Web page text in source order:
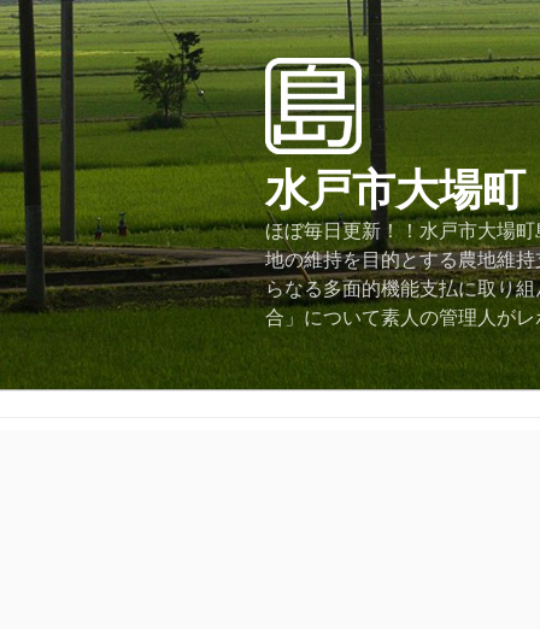
コ
ン
テ
ン
ツ
へ
ッ
プ
水戸市大場
ほぼ毎日更新！！水戸市大場
地の維持を目的とする農地維
らなる多面的機能支払に取り
合」について素人の管理人が